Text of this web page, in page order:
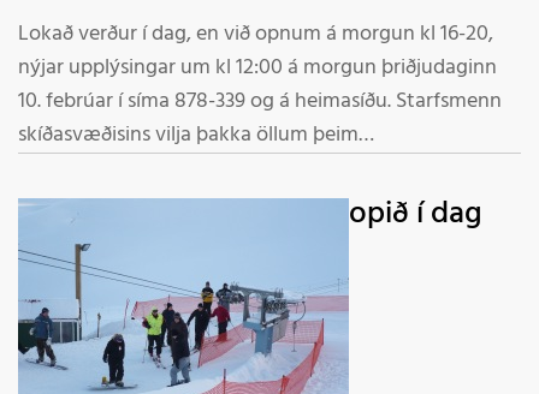
Lokað verður í dag, en við opnum á morgun kl 16-20,
nýjar upplýsingar um kl 12:00 á morgun þriðjudaginn
10. febrúar í síma 878-339 og á heimasíðu. Starfsmenn
skíðasvæðisins vilja þakka öllum þeim
kærlega fyrir komuna.
opið í dag